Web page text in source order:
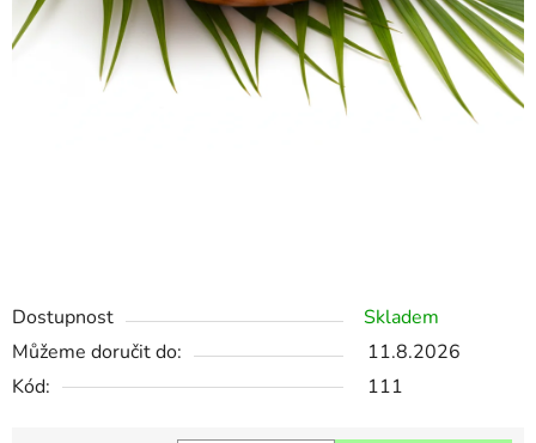
Dostupnost
Skladem
Můžeme doručit do:
11.8.2026
Kód:
111